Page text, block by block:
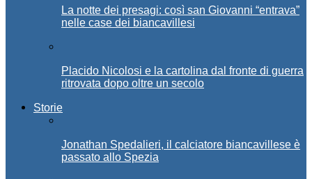
La notte dei presagi: così san Giovanni “entrava”
nelle case dei biancavillesi
Placido Nicolosi e la cartolina dal fronte di guerra
ritrovata dopo oltre un secolo
Storie
Jonathan Spedalieri, il calciatore biancavillese è
passato allo Spezia